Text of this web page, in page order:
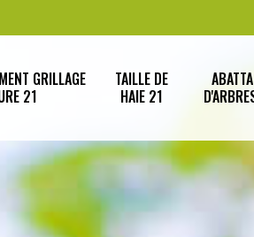
GRILLAGE
21
TAILLE DE
HAIE 21